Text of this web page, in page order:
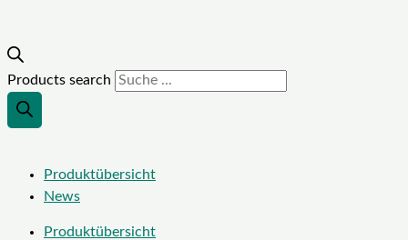
Products search
Produktübersicht
News
Produktübersicht